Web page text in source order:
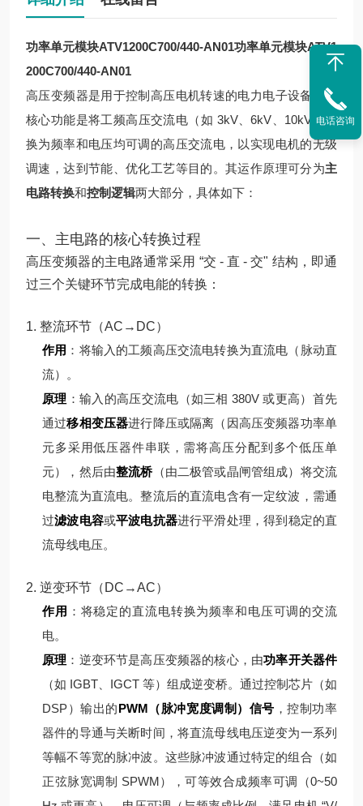
功率单元模块ATV1200C700/440-AN01功率单元模块ATV1
200C700/440-AN01
高压变频器是用于控制高压电机转速的电力电子设备，其
核心功能是将工频高压交流电（如 3kV、6kV、10kV）转
换为频率和电压均可调的高压交流电，以实现电机的无级
调速，达到节能、优化工艺等目的。其运作原理可分为主
电路转换和控制逻辑两大部分，具体如下：
一、主电路的核心转换过程
高压变频器的主电路通常采用 “交 - 直 - 交" 结构，即通
过三个关键环节完成电能的转换：
1. 整流环节（AC→DC）
作用 ：将输入的工频高压交流电转换为直流电（脉动直
流）。
原理 ： 输入的高压交流电（如三相 380V 或更高）首先
通过移相变压器进行降压或隔离（因高压变频器功率单
元多采用低压器件串联，需将高压分配到多个低压单
元），然后由整流桥（由二极管或晶闸管组成）将交流
电整流为直流电。整流后的直流电含有一定纹波，需通
过滤波电容或平波电抗器进行平滑处理，得到稳定的直
流母线电压。
2. 逆变环节（DC→AC）
作用 ：将稳定的直流电转换为频率和电压可调的交流
电。
原理 ： 逆变环节是高压变频器的核心，由功率开关器件
（如 IGBT、IGCT 等）组成逆变桥。通过控制芯片（如
DSP）输出的PWM（脉冲宽度调制）信号 ，控制功率
器件的导通与关断时间，将直流母线电压逆变为一系列
等幅不等宽的脉冲波。 这些脉冲波通过特定的组合（如
正弦脉宽调制 SPWM），可等效合成频率可调（0~50
电话咨询